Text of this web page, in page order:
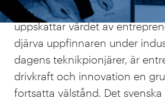
förändringar, är det
uppskattar värdet av
djärva uppfinnaren under
dagens teknikpionjärer, är
drivkraft och innovation en
fortsatta välstånd. Det